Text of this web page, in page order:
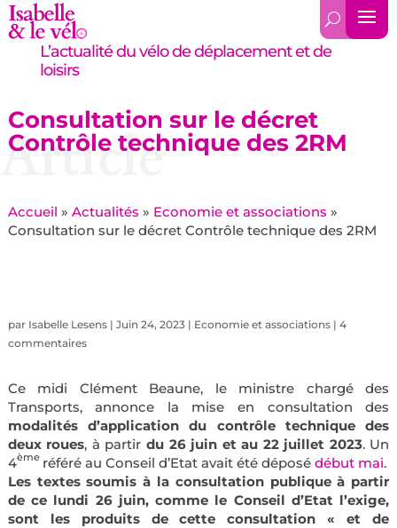
L’actualité du vélo de déplacement et de
loisirs
Consultation sur le décret
Contrôle technique des 2RM
Article
Accueil » Actualités » Economie et associations »
Consultation sur le décret Contrôle technique des 2RM
par Isabelle Lesens| Juin 24, 2023| Economie et associations| 4
commentaires
Ce midi Clément Beaune, le ministre chargé des
Transports, annonce la mise en consultation des
modalités d’application du contrôle technique des
deux roues, à partir du 26 juin et au 22 juillet 2023. Un
4ème référé au Conseil d’Etat avait été déposé début mai.
Les textes soumis à la consultation publique à partir
de ce lundi 26 juin, comme le Conseil d’Etat l’exige,
sont les produits de cette consultation « et de